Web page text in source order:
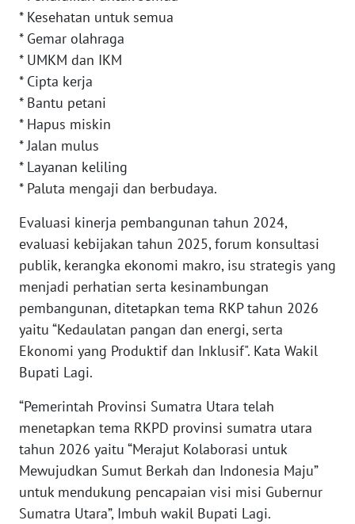
* Kesehatan untuk semua
* Gemar olahraga
* UMKM dan IKM
* Cipta kerja
* Bantu petani
* Hapus miskin
* Jalan mulus
* Layanan keliling
* Paluta mengaji dan berbudaya.
Evaluasi kinerja pembangunan tahun 2024,
evaluasi kebijakan tahun 2025, forum konsultasi
publik, kerangka ekonomi makro, isu strategis yang
menjadi perhatian serta kesinambungan
pembangunan, ditetapkan tema RKP tahun 2026
yaitu “Kedaulatan pangan dan energi, serta
Ekonomi yang Produktif dan Inklusif". Kata Wakil
Bupati Lagi.
“Pemerintah Provinsi Sumatra Utara telah
menetapkan tema RKPD provinsi sumatra utara
tahun 2026 yaitu “Merajut Kolaborasi untuk
Mewujudkan Sumut Berkah dan Indonesia Maju”
untuk mendukung pencapaian visi misi Gubernur
Sumatra Utara”, Imbuh wakil Bupati Lagi.
WN
NTB
WN
SULTENG
WN
BABEL
WN
SUMBAR
WN
SUMSEL
WN
WN
LAMPUNG
WN
JATENG